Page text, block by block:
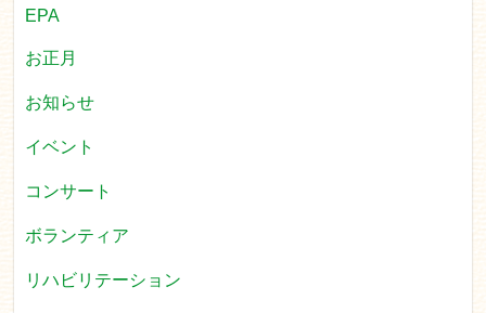
EPA
お正月
お知らせ
イベント
コンサート
ボランティア
リハビリテーション